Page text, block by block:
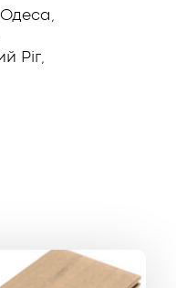
Одеса,
Ріг,